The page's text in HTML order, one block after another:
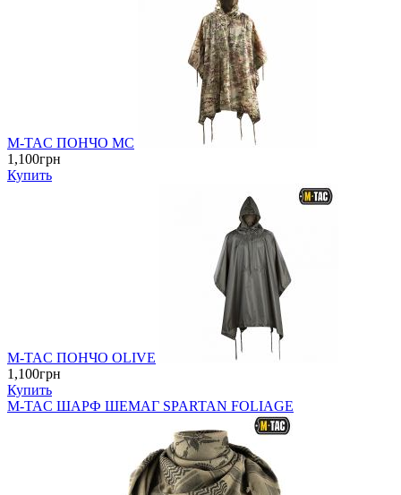
M-TAC ПОНЧО MC
1,100грн
Купить
M-TAC ПОНЧО OLIVE
1,100грн
Купить
M-TAC ШАРФ ШЕМАГ SPARTAN FOLIAGE